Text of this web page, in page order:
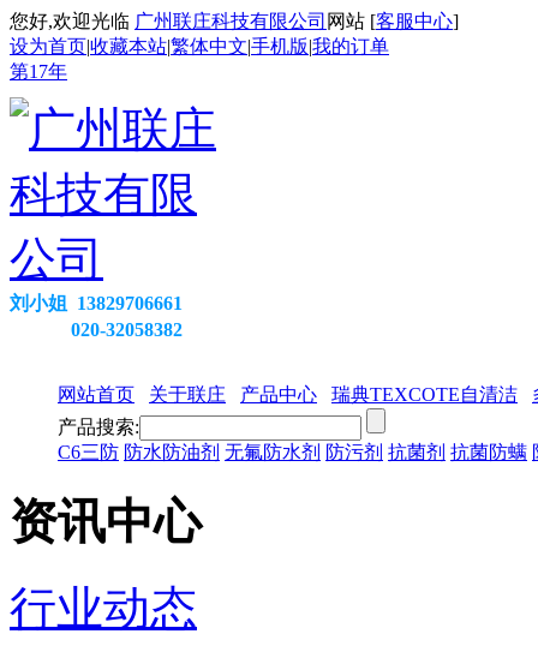
您好,欢迎光临 广州联庄科技有限公司 网站 [客服中心]
设为首页|收藏本站|繁体中文|手机版|我的订单
第17年
刘小姐 13829706661
020-32058382
网站首页 关于联庄 产品中心 瑞典TEXCOTE自清洁
产品搜索:
C6三防 防水防油剂 无氟防水剂 防污剂 抗菌剂 抗菌防螨
资讯中心
行业动态